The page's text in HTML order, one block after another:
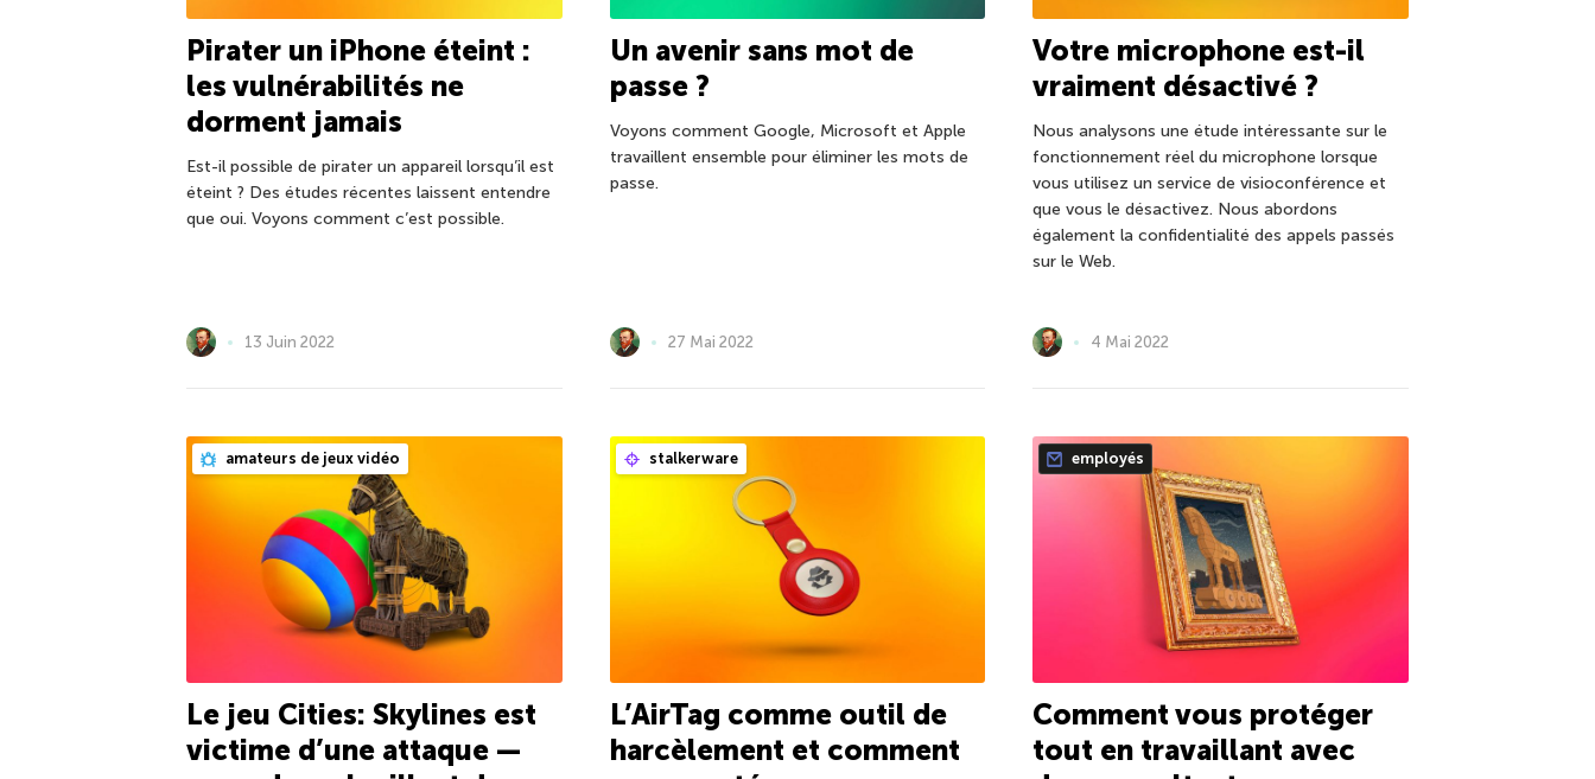
Pirater un iPhone éteint :
les vulnérabilités ne
dorment jamais
Est-il possible de pirater un appareil lorsqu’il est
éteint ? Des études récentes laissent entendre
que oui. Voyons comment c’est possible.
13 Juin 2022
Un avenir sans mot de
passe ?
Voyons comment Google, Microsoft et Apple
travaillent ensemble pour éliminer les mots de
passe.
27 Mai 2022
Votre microphone est-il
vraiment désactivé ?
Nous analysons une étude intéressante sur le
fonctionnement réel du microphone lorsque
vous utilisez un service de visioconférence et
que vous le désactivez. Nous abordons
également la confidentialité des appels passés
sur le Web.
4 Mai 2022
amateurs de jeux vidéo
Le jeu Cities: Skylines est
victime d’une attaque —
stalkerware
L’AirTag comme outil de
harcèlement et comment
employés
Comment vous protéger
tout en travaillant avec